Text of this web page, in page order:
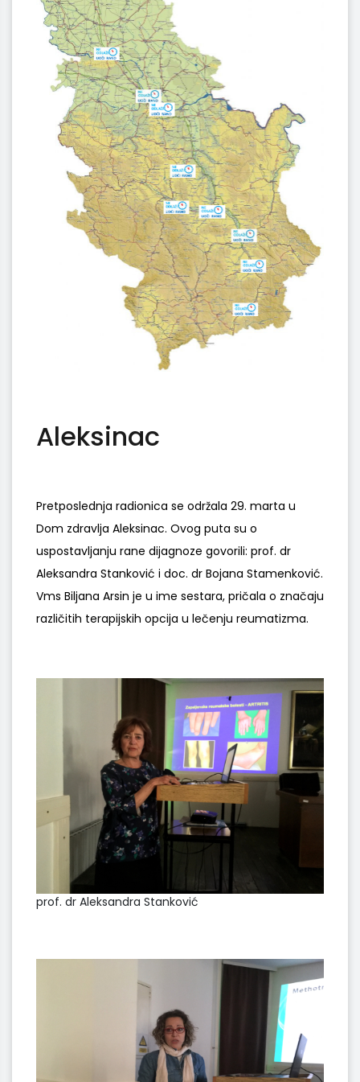
Aleksinac
Pretposlednja radionica se održala 29. marta u
Dom zdravlja Aleksinac. Ovog puta su o
uspostavljanju rane dijagnoze govorili: prof. dr
Aleksandra Stanković i doc. dr Bojana Stamenković.
Vms Biljana Arsin je u ime sestara, pričala o značaju
različitih terapijskih opcija u lečenju reumatizma.
prof. dr Aleksandra Stanković